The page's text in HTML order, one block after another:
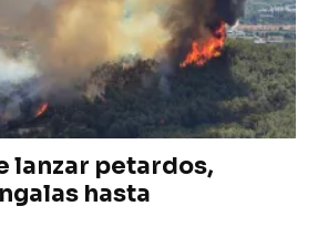
lanzar petardos,
hasta